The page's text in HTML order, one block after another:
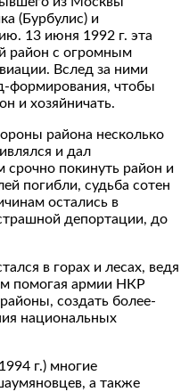
(Бурбулис) и
13 июня 1992 г. эта
район с огромным
Вслед за ними
формирования, чтобы
и хозяйничать.
района несколько
и дал
покинуть район и
погибли, судьба сотен
остались в
депортации, до
в горах и лесах, ведя
помогая армии НКР
создать более-
национальных
г.) многие
а также